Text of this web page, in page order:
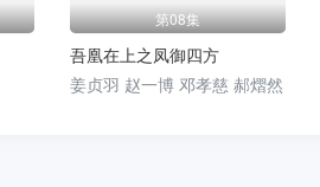
第08集
吾凰在上之凤御四方
姜贞羽 赵一博 邓孝慈 郝熠然